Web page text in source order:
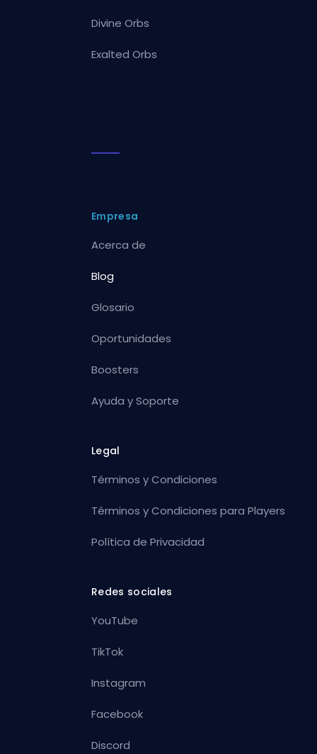
Divine Orbs
Exalted Orbs
Empresa
Acerca de
Blog
Glosario
Oportunidades
Boosters
Ayuda y Soporte
Legal
Términos y Condiciones
Términos y Condiciones para Players
Política de Privacidad
Redes sociales
YouTube
TikTok
Instagram
Facebook
Discord